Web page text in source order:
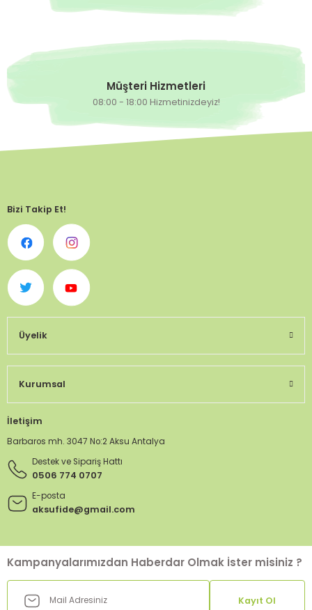
Müşteri Hizmetleri
08:00 - 18:00 Hizmetinizdeyiz!
Bizi Takip Et!
Üyelik
Kurumsal
İletişim
Barbaros mh. 3047 No:2 Aksu Antalya
Destek ve Sipariş Hattı
0506 774 0707
E-posta
aksufide@gmail.com
Kampanyalarımızdan Haberdar Olmak İster misiniz ?
Kayıt Ol